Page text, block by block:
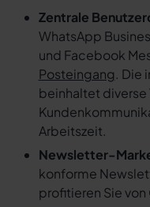
Zentrale
WhatsApp
und Facebook
Posteingang. Die
beinhaltet diverse
Arbeitszeit.
Newsletter-
konforme
profitieren Sie